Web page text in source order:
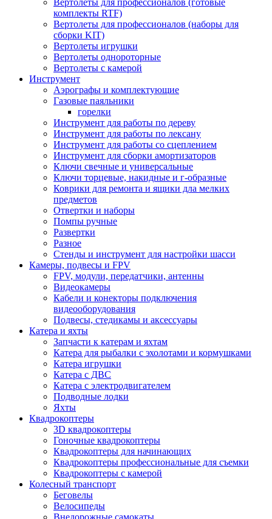
Вертолеты для профессионалов (готовые
комплекты RTF)
Вертолеты для профессионалов (наборы для
сборки KIT)
Вертолеты игрушки
Вертолеты однороторные
Вертолеты с камерой
Инструмент
Аэрографы и комплектующие
Газовые паяльники
горелки
Инструмент для работы по дереву
Инструмент для работы по лексану
Инструмент для работы со сцеплением
Инструмент для сборки амортизаторов
Ключи свечные и универсальные
Ключи торцевые, накидные и г-образные
Коврики для ремонта и ящики дла мелких
предметов
Отвертки и наборы
Помпы ручные
Развертки
Разное
Стенды и инструмент для настройки шасси
Камеры, подвесы и FPV
FPV, модули, передатчики, антенны
Видеокамеры
Кабели и конекторы подключения
видеооборудования
Подвесы, стедикамы и аксессуары
Катера и яхты
Запчасти к катерам и яхтам
Катера для рыбалки с эхолотами и кормушками
Катера игрушки
Катера с ДВС
Катера с электродвигателем
Подводные лодки
Яхты
Квадрокоптеры
3D квадрокоптеры
Гоночные квадрокоптеры
Квадрокоптеры для начинающих
Квадрокоптеры профессиональные для съемки
Квадрокоптеры с камерой
Колесный транспорт
Беговелы
Велосипеды
Внедорожные самокаты